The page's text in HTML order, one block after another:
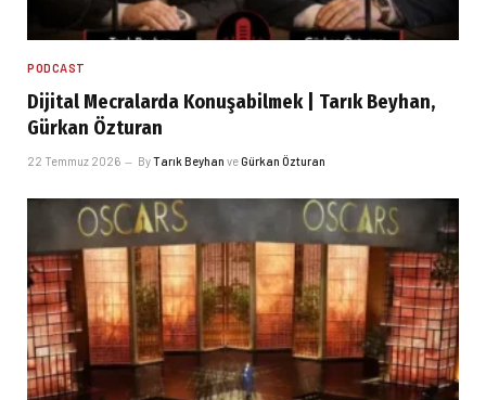
PODCAST
Dijital Mecralarda Konuşabilmek | Tarık Beyhan,
Gürkan Özturan
22 Temmuz 2026 ByTarık Beyhan veGürkan Özturan